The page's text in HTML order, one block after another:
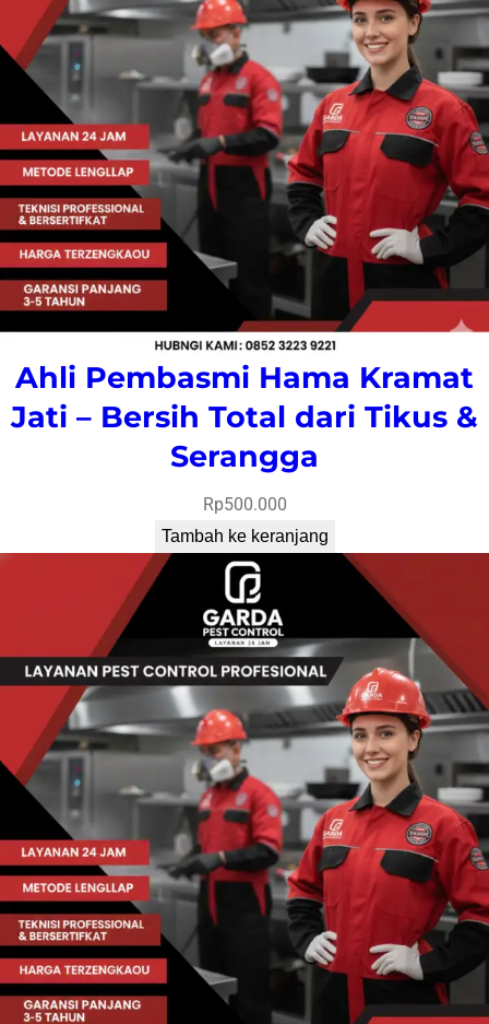
Ahli Pembasmi Hama Kramat
Jati – Bersih Total dari Tikus &
Serangga
Rp500.000
Tambah ke keranjang